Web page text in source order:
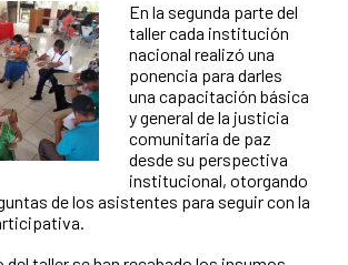
En la segunda parte del
taller cada institución
nacional realizó una
ponencia para darles
una capacitación básica
y general de la justicia
comunitaria de paz
desde su perspectiva
institucional, otorgando
de los asistentes para seguir con la